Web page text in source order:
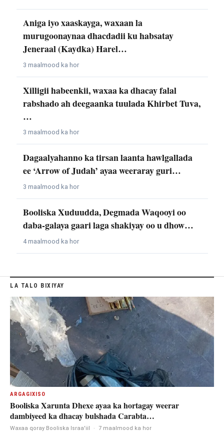
Aniga iyo xaaskayga, waxaan la
murugoonaynaa dhacdadii ku habsatay
Jeneraal (Kaydka) Harel…
3 maalmood ka hor
Xilligii habeenkii, waxaa ka dhacay falal
rabshado ah deegaanka tuulada Khirbet Tuva,
…
3 maalmood ka hor
Dagaalyahanno ka tirsan laanta hawlgallada
ee ‘Arrow of Judah’ ayaa weeraray guri…
3 maalmood ka hor
Booliska Xuduudda, Degmada Waqooyi oo
daba-galaya gaari laga shakiyay oo u dhow…
4 maalmood ka hor
LA TALO BIXIYAY
ARGAGIXISO
Booliska Xarunta Dhexe ayaa ka hortagay weerar
dambiyeed ka dhacay bulshada Carabta…
Waxaa qoray Booliska Israa'iil · 7 maalmood ka hor